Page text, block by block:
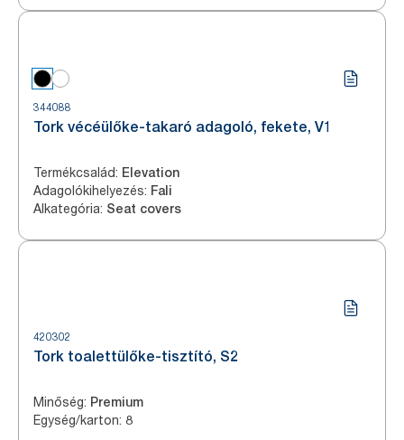
344088
Tork vécéülőke-takaró adagoló, fekete, V1
Termékcsalád: Elevation
Adagolókihelyezés: Fali
Alkategória: Seat covers
420302
Tork toalettülőke-tisztító, S2
Minőség: Premium
Egység/karton: 8